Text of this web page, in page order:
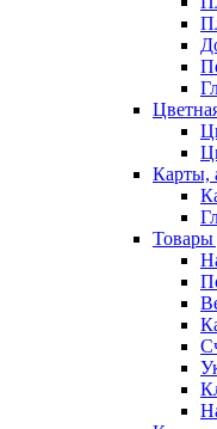
Карты,
Товары